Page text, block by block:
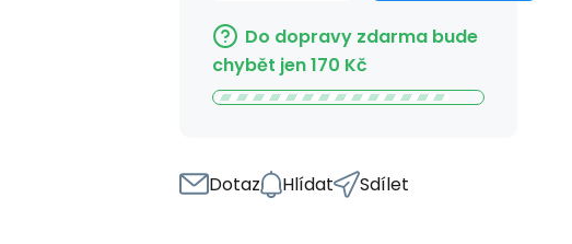
Do dopravy zdarma bude
chybět jen170 Kč
Dotaz Hlídat Sdílet